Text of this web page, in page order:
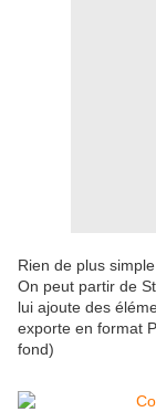
Rien de plus
On peut partir de
lui ajoute des
exporte en format
fond)